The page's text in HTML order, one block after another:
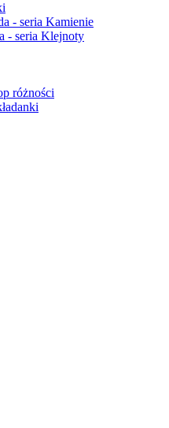
- seria Kamienie
- seria Klejnoty
różności